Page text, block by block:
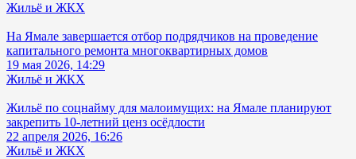
Жильё и ЖКХ
На Ямале завершается отбор подрядчиков на проведение
капитального ремонта многоквартирных домов
19 мая 2026, 14:29
Жильё и ЖКХ
Жильё по соцнайму для малоимущих: на Ямале планируют
закрепить 10-летний ценз осёдлости
22 апреля 2026, 16:26
Жильё и ЖКХ